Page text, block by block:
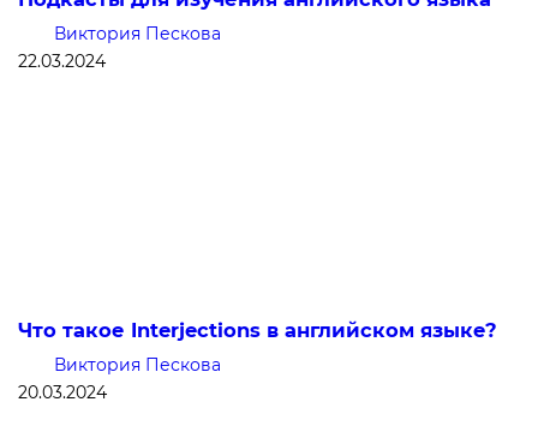
Виктория Пескова
22.03.2024
Что такое Interjections в английском языке?
Виктория Пескова
20.03.2024